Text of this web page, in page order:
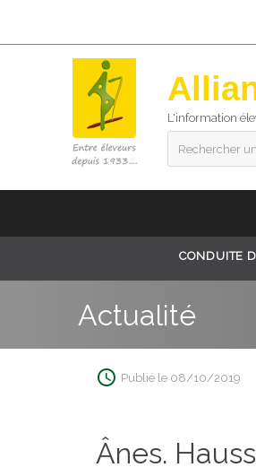
L'information
Rechercher
CONDUITE
Actualité
Publié le 08/10/2019
Ânes.